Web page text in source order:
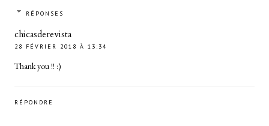
RÉPONSES
chicasderevista
28 FÉVRIER 2018 À 13:34
Thank you !! :)
RÉPONDRE